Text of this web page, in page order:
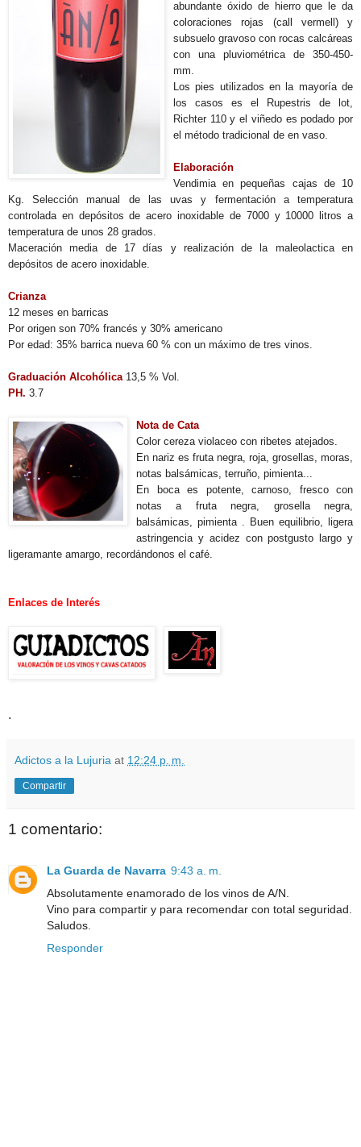
abundante óxido de hierro que le da
coloraciones rojas (call vermell) y
subsuelo gravoso con rocas calcáreas
con una pluviométrica de 350-450-
mm.
Los pies utilizados en la mayoría de
los casos es el Rupestris de lot,
Richter 110 y el viñedo es podado por
el método tradicional de en vaso.
Elaboración
Vendimia en pequeñas cajas de 10
Kg. Selección manual de las uvas y fermentación a temperatura
controlada en depósitos de acero inoxidable de 7000 y 10000 litros a
temperatura de unos 28 grados.
Maceración media de 17 días y realización de la maleolactica en
depósitos de acero inoxidable.
Crianza
12 meses en barricas
Por origen son 70% francés y 30% americano
Por edad: 35% barrica nueva 60 % con un máximo de tres vinos.
Graduación Alcohólica 13,5 % Vol.
PH. 3.7
Nota de Cata
Color cereza violaceo con ribetes atejados.
En nariz es fruta negra, roja, grosellas, moras,
notas balsámicas, terruño, pimienta...
En boca es potente, carnoso, fresco con
notas a fruta negra, grosella negra,
balsámicas, pimienta . Buen equilibrio, ligera
astringencia y acidez con postgusto largo y
ligeramante amargo, recordándonos el café.
Enlaces de Interés
.
Adictos a la Lujuria at 12:24 p. m.
Compartir
1 comentario:
La Guarda de Navarra 9:43 a. m.
Absolutamente enamorado de los vinos de A/N.
Vino para compartir y para recomendar con total seguridad.
Saludos.
Responder